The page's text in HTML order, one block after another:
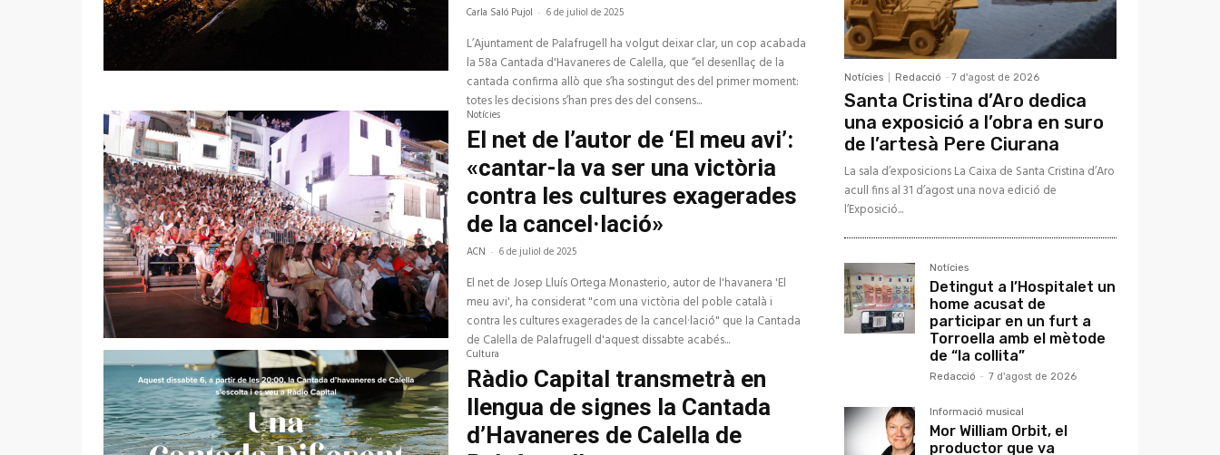
Carla Saló Pujol - 6 de juliol de 2025
L’Ajuntament de Palafrugell ha volgut deixar clar, un cop acabada
la 58a Cantada d'Havaneres de Calella, que “el desenllaç de la
cantada confirma allò que s’ha sostingut des del primer moment:
totes les decisions s’han pres des del consens...
Notícies
El net de l’autor de ‘El meu avi’:
«cantar-la va ser una victòria
contra les cultures exagerades
de la cancel·lació»
ACN - 6 de juliol de 2025
El net de Josep Lluís Ortega Monasterio, autor de l'havanera 'El
meu avi', ha considerat "com una victòria del poble català i
contra les cultures exagerades de la cancel·lació" que la Cantada
de Calella de Palafrugell d'aquest dissabte acabés...
Cultura
Ràdio Capital transmetrà en
llengua de signes la Cantada
d’Havaneres de Calella de
Notícies Redacció - 7 d'agost de 2026
Santa Cristina d’Aro dedica
una exposició a l’obra en suro
de l’artesà Pere Ciurana
La sala d’exposicions La Caixa de Santa Cristina d’Aro
acull fins al 31 d’agost una nova edició de
l’Exposició...
Notícies
Detingut a l’Hospitalet un
home acusat de
participar en un furt a
Torroella amb el mètode
de “la collita”
Redacció - 7 d'agost de 2026
Informació musical
Mor William Orbit, el
productor que va